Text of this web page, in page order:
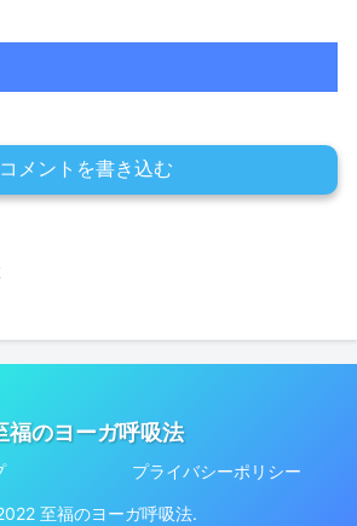
コメントを書き込む
福のヨーガ呼吸法
プライバシーポリシー
至福のヨーガ呼吸法.